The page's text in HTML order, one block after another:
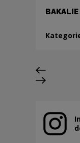
BAKALIE
Poprzedni
Następny
Uwaga,